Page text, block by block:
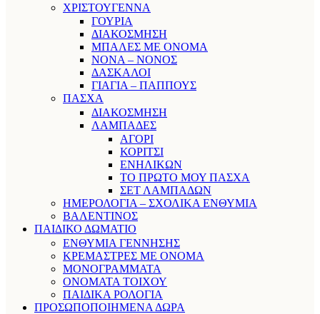
ΧΡΙΣΤΟΥΓΕΝΝΑ
ΓΟΥΡΙΑ
ΔΙΑΚΟΣΜΗΣΗ
ΜΠΑΛΕΣ ΜΕ ΟΝΟΜΑ
ΝΟΝΑ – ΝΟΝΟΣ
ΔΑΣΚΑΛΟΙ
ΓΙΑΓΙΑ – ΠΑΠΠΟΥΣ
ΠΑΣΧΑ
ΔΙΑΚΟΣΜΗΣΗ
ΛΑΜΠΑΔΕΣ
ΑΓΟΡΙ
ΚΟΡΙΤΣΙ
ΕΝΗΛΙΚΩΝ
ΤΟ ΠΡΩΤΟ ΜΟΥ ΠΑΣΧΑ
ΣΕΤ ΛΑΜΠΑΔΩΝ
ΗΜΕΡΟΛΟΓΙΑ – ΣΧΟΛΙΚΑ ΕΝΘΥΜΙΑ
ΒΑΛΕΝΤΙΝΟΣ
ΠΑΙΔΙΚΟ ΔΩΜΑΤΙΟ
ΕΝΘΥΜΙΑ ΓΕΝΝΗΣΗΣ
ΚΡΕΜΑΣΤΡΕΣ ΜΕ ΟΝΟΜΑ
ΜΟΝΟΓΡΑΜΜΑΤΑ
ΟΝΟΜΑΤΑ ΤΟΙΧΟΥ
ΠΑΙΔΙΚΑ ΡΟΛΟΓΙΑ
ΠΡΟΣΩΠΟΠΟΙΗΜΕΝΑ ΔΩΡΑ